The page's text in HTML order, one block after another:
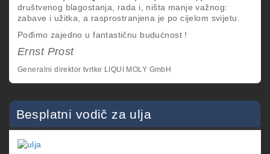
društvenog blagostanja, rada i, ništa manje važnog:
zabave i užitka, a rasprostranjena je po cijelom svijetu.
Pođimo zajedno u fantastičnu budućnost !
Ernst Prost
Generalni direktor tvrtke LIQUI MOLY GmbH
Besplatni vodič za ulja